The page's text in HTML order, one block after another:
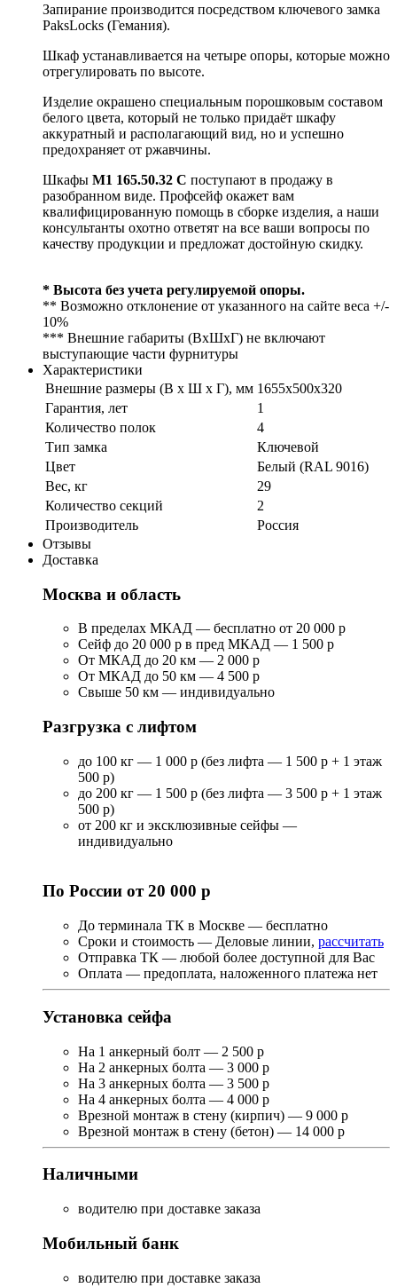
Запирание производится посредством ключевого замка
PaksLocks (Гемания).
Шкаф устанавливается на четыре опоры, которые можно
отрегулировать по высоте.
Изделие окрашено специальным порошковым составом
белого цвета, который не только придаёт шкафу
аккуратный и располагающий вид, но и успешно
предохраняет от ржавчины.
Шкафы М1 165.50.32 C поступают в продажу в
разобранном виде. Профсейф окажет вам
квалифицированную помощь в сборке изделия, а наши
консультанты охотно ответят на все ваши вопросы по
качеству продукции и предложат достойную скидку.
* Высота без учета регулируемой опоры.
** Возможно отклонение от указанного на сайте веса +/-
10%
*** Внешние габариты (ВхШхГ) не включают
выступающие части фурнитуры
Характеристики
Внешние размеры (В х Ш х Г), мм 1655х500х320
Гарантия, лет
1
Количество полок
4
Тип замка
Ключевой
Цвет
Белый (RAL 9016)
Вес, кг
29
Количество секций
2
Производитель
Россия
Отзывы
Доставка
Москва и область
В пределах МКАД — бесплатно от 20 000 р
Сейф до 20 000 р в пред МКАД — 1 500 р
От МКАД до 20 км — 2 000 р
От МКАД до 50 км — 4 500 р
Свыше 50 км — индивидуально
Разгрузка с лифтом
до 100 кг — 1 000 р (без лифта — 1 500 р + 1 этаж
500 р)
до 200 кг — 1 500 р (без лифта — 3 500 р + 1 этаж
500 р)
от 200 кг и эксклюзивные сейфы —
индивидуально
По России от 20 000 р
До терминала ТК в Москве — бесплатно
Сроки и стоимость — Деловые линии, рассчитать
Отправка ТК — любой более доступной для Вас
Оплата — предоплата, наложенного платежа нет
Установка сейфа
На 1 анкерный болт — 2 500 р
На 2 анкерных болта — 3 000 р
На 3 анкерных болта — 3 500 р
На 4 анкерных болта — 4 000 р
Врезной монтаж в стену (кирпич) — 9 000 р
Врезной монтаж в стену (бетон) — 14 000 р
Наличными
водителю при доставке заказа
Мобильный банк
водителю при доставке заказа